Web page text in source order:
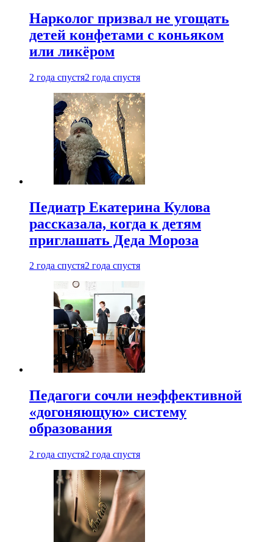
Нарколог призвал не угощать
детей конфетами с коньяком
или ликёром
2 года спустя2 года спустя
Педиатр Екатерина Кулова
рассказала, когда к детям
приглашать Деда Мороза
2 года спустя2 года спустя
Педагоги сочли неэффективной
«догоняющую» систему
образования
2 года спустя2 года спустя